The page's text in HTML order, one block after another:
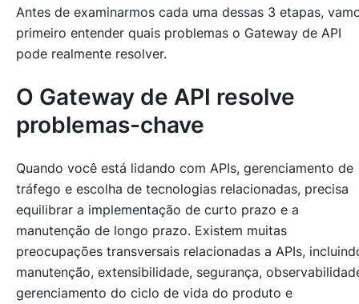
Antes de examinarmos cada uma dessas 3 etapas,
primeiro entender quais problemas o Gateway de API
pode realmente resolver.
O Gateway de API resolve
problemas-chave
Quando você está lidando com APIs, gerenciamento de
tráfego e escolha de tecnologias relacionadas, precisa
equilibrar a implementação de curto prazo e a
manutenção de longo prazo. Existem muitas
preocupações transversais relacionadas a APIs,
manutenção, extensibilidade, segurança,
gerenciamento do ciclo de vida do produto e